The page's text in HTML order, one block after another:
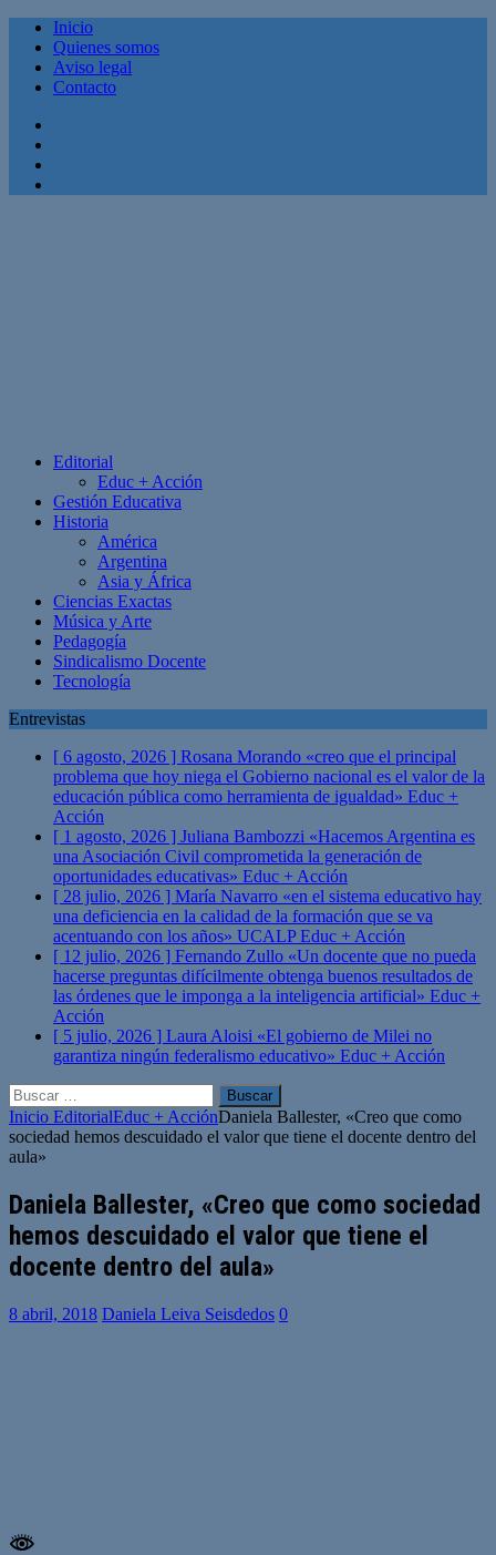
Inicio
Quienes somos
Aviso legal
Contacto
Editorial
Educ + Acción
Gestión Educativa
Historia
América
Argentina
Asia y África
Ciencias Exactas
Música y Arte
Pedagogía
Sindicalismo Docente
Tecnología
Entrevistas
[ 6 agosto, 2026 ] Rosana Morando «creo que el principal
problema que hoy niega el Gobierno nacional es el valor de la
educación pública como herramienta de igualdad» Educ +
Acción
[ 1 agosto, 2026 ] Juliana Bambozzi «Hacemos Argentina es
una Asociación Civil comprometida la generación de
oportunidades educativas» Educ + Acción
[ 28 julio, 2026 ] María Navarro «en el sistema educativo hay
una deficiencia en la calidad de la formación que se va
acentuando con los años» UCALPEduc + Acción
[ 12 julio, 2026 ] Fernando Zullo «Un docente que no pueda
hacerse preguntas difícilmente obtenga buenos resultados de
las órdenes que le imponga a la inteligencia artificial» Educ +
Acción
[ 5 julio, 2026 ] Laura Aloisi «El gobierno de Milei no
garantiza ningún federalismo educativo» Educ + Acción
Buscar:
Inicio EditorialEduc + AcciónDaniela Ballester, «Creo que como
sociedad hemos descuidado el valor que tiene el docente dentro del
aula»
Daniela Ballester, «Creo que como sociedad
hemos descuidado el valor que tiene el
docente dentro del aula»
8 abril, 2018 Daniela Leiva Seisdedos 0